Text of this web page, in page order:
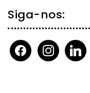
Siga-nos:
facebookinstagramlinkedin